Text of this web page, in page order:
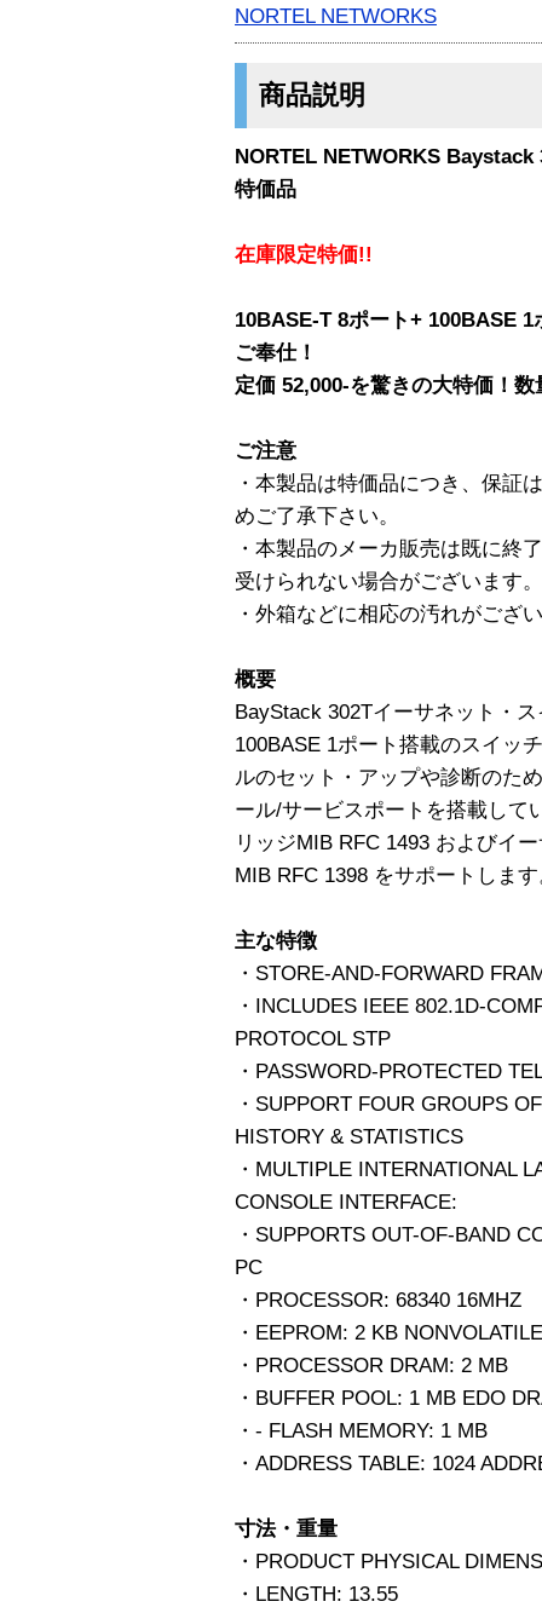
NORTEL NETWORKS
商品説明
NORTEL NETWORKS
特価品
在庫限定特価!!
10BASE-T 8ポート+ 100BASE
ご奉仕！
定価 52,000-を驚きの大特価！
ご注意
・本製品は特価品につき、保証
めご了承下さい。
・本製品のメーカ販売は既に終
受けられない場合がございます。
・外箱などに相応の汚れがござ
概要
BayStack 302Tイーサネット・
100BASE 1ポート搭載のスイッ
ルのセット・アップや診断のた
ール/サービスポートを搭載して
リッジMIB RFC 1493 およびイ
MIB RFC 1398 をサポートしま
主な特徴
・STORE-AND-FORWARD
・INCLUDES IEEE 802.1D-
PROTOCOL STP
・PASSWORD-PROTECTED
・SUPPORT FOUR GROUPS
HISTORY & STATISTICS
・MULTIPLE INTERNATIONAL
CONSOLE INTERFACE:
・SUPPORTS OUT-OF-BAND
PC
・PROCESSOR: 68340 16MHZ
・EEPROM: 2 KB NONVOLATILE
・PROCESSOR DRAM: 2 MB
・BUFFER POOL: 1 MB EDO
・- FLASH MEMORY: 1 MB
・ADDRESS TABLE: 1024
寸法・重量
・PRODUCT PHYSICAL
・LENGTH: 13.55